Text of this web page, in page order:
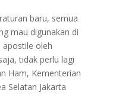
baru, semua
mau digunakan di
apostile oleh
tidak perlu lagi
Ham, Kementerian
Selatan Jakarta